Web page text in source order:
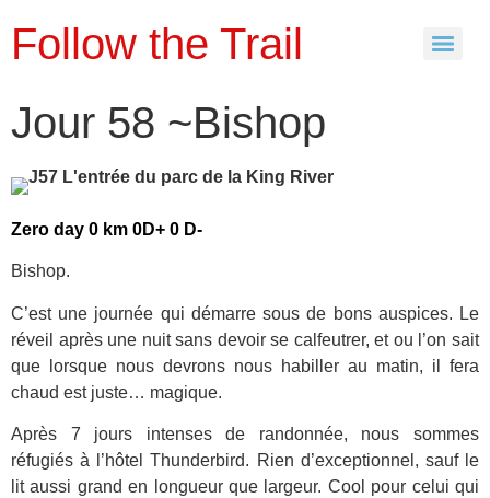
Follow the Trail
Jour 58 ~Bishop
Zero day 0 km 0D+ 0 D-
Bishop.
C’est une journée qui démarre sous de bons auspices. Le
réveil après une nuit sans devoir se calfeutrer, et ou l’on sait
que lorsque nous devrons nous habiller au matin, il fera
chaud est juste… magique.
Après 7 jours intenses de randonnée, nous sommes
réfugiés à l’hôtel Thunderbird. Rien d’exceptionnel, sauf le
lit aussi grand en longueur que largeur. Cool pour celui qui